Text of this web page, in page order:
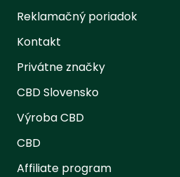
Reklamačný poriadok
Kontakt
Privátne značky
CBD Slovensko
Výroba CBD
CBD
Affiliate program